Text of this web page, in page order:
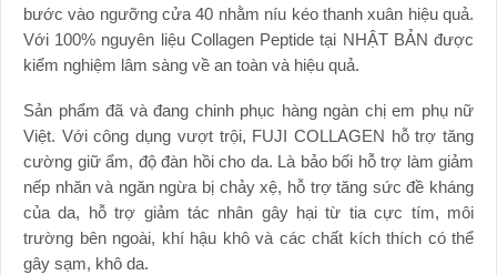
bước vào ngưỡng cửa 40 nhằm níu kéo thanh xuân hiệu quả.
Với 100% nguyên liệu Collagen Peptide tại NHẬT BẢN được
kiểm nghiệm lâm sàng về an toàn và hiệu quả.
Sản phẩm đã và đang chinh phục hàng ngàn chị em phụ nữ
Việt. Với công dụng vượt trội, FUJI COLLAGEN hỗ trợ tăng
cường giữ ẩm, độ đàn hồi cho da. Là bảo bối hỗ trợ làm giảm
nếp nhăn và ngăn ngừa bị chảy xệ, hỗ trợ tăng sức đề kháng
của da, hỗ trợ giảm tác nhân gây hại từ tia cực tím, môi
trường bên ngoài, khí hậu khô và các chất kích thích có thể
gây sạm, khô da.